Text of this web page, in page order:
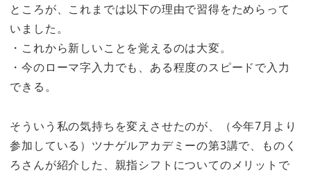
ところが、これまでは以下の理由で習得をためらって
いました。
・これから新しいことを覚えるのは大変。
・今のローマ字入力でも、ある程度のスピードで入力
できる。
そういう私の気持ちを変えさせたのが、（今年7月より
参加している）ツナゲルアカデミーの第3講で、ものく
ろさんが紹介した、親指シフトについてのメリットで